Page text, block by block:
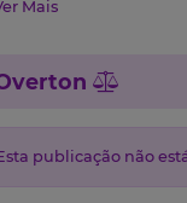
Mais
publicação não